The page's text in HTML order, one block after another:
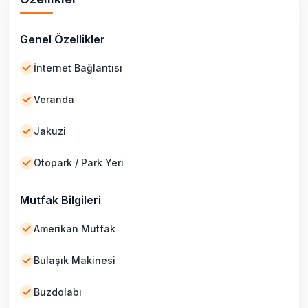
Genel Özellikler
İnternet Bağlantısı
Veranda
Jakuzi
Otopark / Park Yeri
Mutfak Bilgileri
Amerikan Mutfak
Bulaşık Makinesi
Buzdolabı